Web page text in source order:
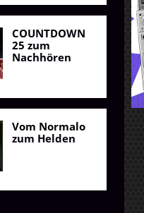
COUNTDOWN
25 zum
Nachhören
Vom Normalo
zum Helden